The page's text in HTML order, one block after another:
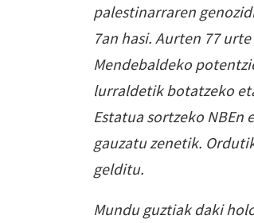
palestinarraren
7an hasi. Aurten 77
Mendebaldeko
lurraldetik botatzeko
Estatua sortzeko NBEn
gauzatu zenetik.
gelditu.
Mundu guztiak daki